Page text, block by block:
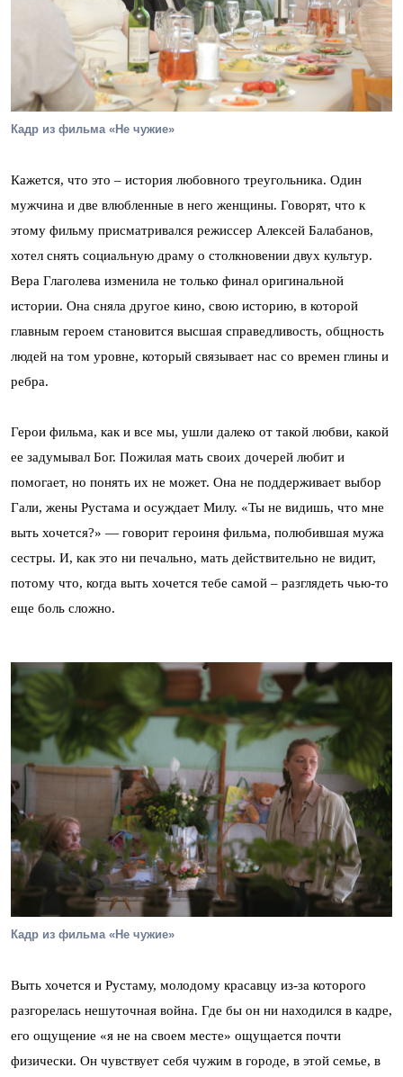
Кадр из фильма «Не чужие»
Кажется, что это – история любовного треугольника. Один
мужчина и две влюбленные в него женщины. Говорят, что к
этому фильму присматривался режиссер Алексей Балабанов,
хотел снять социальную драму о столкновении двух культур.
Вера Глаголева изменила не только финал оригинальной
истории. Она сняла другое кино, свою историю, в которой
главным героем становится высшая справедливость, общность
людей на том уровне, который связывает нас со времен глины и
ребра.
Герои фильма, как и все мы, ушли далеко от такой любви, какой
ее задумывал Бог. Пожилая мать своих дочерей любит и
помогает, но понять их не может. Она не поддерживает выбор
Гали, жены Рустама и осуждает Милу. «Ты не видишь, что мне
выть хочется?» — говорит героиня фильма, полюбившая мужа
сестры. И, как это ни печально, мать действительно не видит,
потому что, когда выть хочется тебе самой – разглядеть чью-то
еще боль сложно.
Кадр из фильма «Не чужие»
Выть хочется и Рустаму, молодому красавцу из-за которого
разгорелась нешуточная война. Где бы он ни находился в кадре,
его ощущение «я не на своем месте» ощущается почти
физически. Он чувствует себя чужим в городе, в этой семье, в